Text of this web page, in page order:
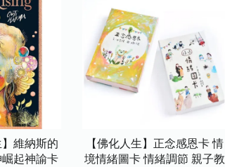
維納斯的
起神諭卡
【佛化人生】正念感恩卡 情
境情緒圖卡 情緒調節 親子教